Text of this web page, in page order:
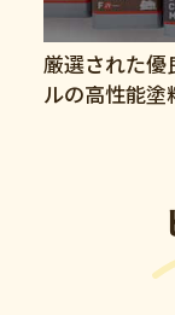
厳選された優
ルの高性能塗